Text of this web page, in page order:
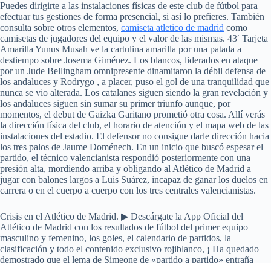
Puedes dirigirte a las instalaciones físicas de este club de fútbol para
efectuar tus gestiones de forma presencial, si así lo prefieres. También
consulta sobre otros elementos, camiseta atletico de madrid como
camisetas de jugadores del equipo y el valor de las mismas. 43′ Tarjeta
Amarilla Yunus Musah ve la cartulina amarilla por una patada a
destiempo sobre Josema Giménez. Los blancos, liderados en ataque
por un Jude Bellingham omnipresente dinamitaron la débil defensa de
los andaluces y Rodrygo , a placer, puso el gol de una tranquilidad que
nunca se vio alterada. Los catalanes siguen siendo la gran revelación y
los andaluces siguen sin sumar su primer triunfo aunque, por
momentos, el debut de Gaizka Garitano prometió otra cosa. Allí verás
la dirección física del club, el horario de atención y el mapa web de las
instalaciones del estadio. El defensor no consigue darle dirección hacia
los tres palos de Jaume Doménech. En un inicio que buscó espesar el
partido, el técnico valencianista respondió posteriormente con una
presión alta, mordiendo arriba y obligando al Atlético de Madrid a
jugar con balones largos a Luis Suárez, incapaz de ganar los duelos en
carrera o en el cuerpo a cuerpo con los tres centrales valencianistas.
Crisis en el Atlético de Madrid. ▶ Descárgate la App Oficial del
Atlético de Madrid con los resultados de fútbol del primer equipo
masculino y femenino, los goles, el calendario de partidos, la
clasificación y todo el contenido exclusivo rojiblanco, ¡ Ha quedado
demostrado que el lema de Simeone de «partido a partido» entraña